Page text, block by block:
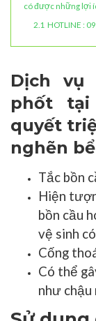
có được những lợi
2.1 HOTLINE :
Dịch
phốt
quyết
nghẽn
Tắc bồn
Hiện
bồn cầu
vệ sinh
Cống
Có thể
như